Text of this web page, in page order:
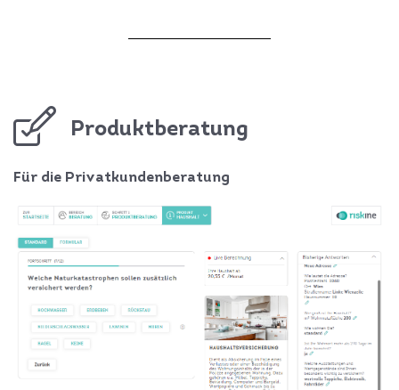
Produktberatung
Für die Privatkundenberatung